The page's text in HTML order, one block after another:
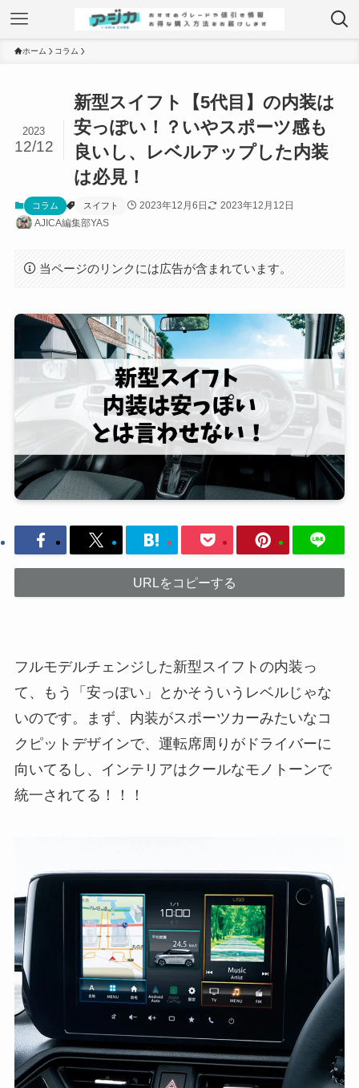
ホーム コラム
新型スイフト【5代目】の内装は
安っぽい！？いやスポーツ感も
良いし、レベルアップした内装
は必見！
2023
12/12
コラム スイフト 2023年12月6日
2023年12月12日
AJICA編集部YAS
当ページのリンクには広告が含まれています。
URLをコピーする
フルモデルチェンジした新型スイフトの内装っ
て、もう「安っぽい」とかそういうレベルじゃな
いのです。まず、内装がスポーツカーみたいなコ
クピットデザインで、運転席周りがドライバーに
向いてるし、インテリアはクールなモノトーンで
統一されてる！！！